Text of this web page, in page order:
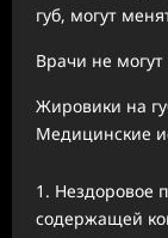
губ, могут
Врачи не
Жировики на
Медицинские
Нездоровое
содержащей